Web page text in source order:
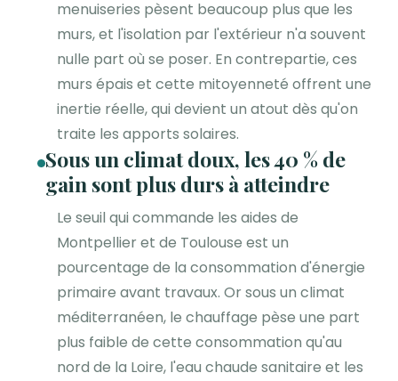
menuiseries pèsent beaucoup plus que les
murs, et l'isolation par l'extérieur n'a souvent
nulle part où se poser. En contrepartie, ces
murs épais et cette mitoyenneté offrent une
inertie réelle, qui devient un atout dès qu'on
traite les apports solaires.
Sous un climat doux, les 40 % de
gain sont plus durs à atteindre
Le seuil qui commande les aides de
Montpellier et de Toulouse est un
pourcentage de la consommation d'énergie
primaire avant travaux. Or sous un climat
méditerranéen, le chauffage pèse une part
plus faible de cette consommation qu'au
nord de la Loire, l'eau chaude sanitaire et les